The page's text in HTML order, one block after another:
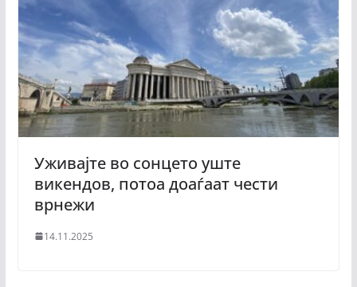
Уживајте во сонцето уште
викендов, потоа доаѓаат чести
врнежи
14.11.2025